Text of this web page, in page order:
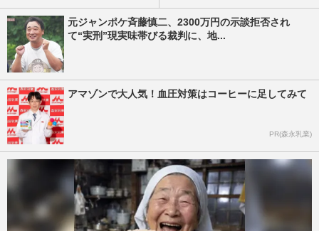
元ジャンポケ斉藤慎二、2300万円の示談拒否され
て“実刑”現実味帯びる裁判に、地...
アマゾンで大人気！血圧対策はコーヒーに足してみて
PR(森永乳業)